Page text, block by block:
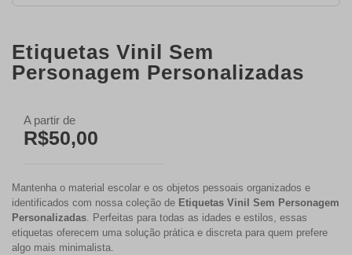
Etiquetas Vinil Sem
Personagem Personalizadas
A partir de
R$50,00
Mantenha o material escolar e os objetos pessoais organizados e
identificados com nossa coleção de Etiquetas Vinil Sem Personagem
Personalizadas. Perfeitas para todas as idades e estilos, essas
etiquetas oferecem uma solução prática e discreta para quem prefere
algo mais minimalista.